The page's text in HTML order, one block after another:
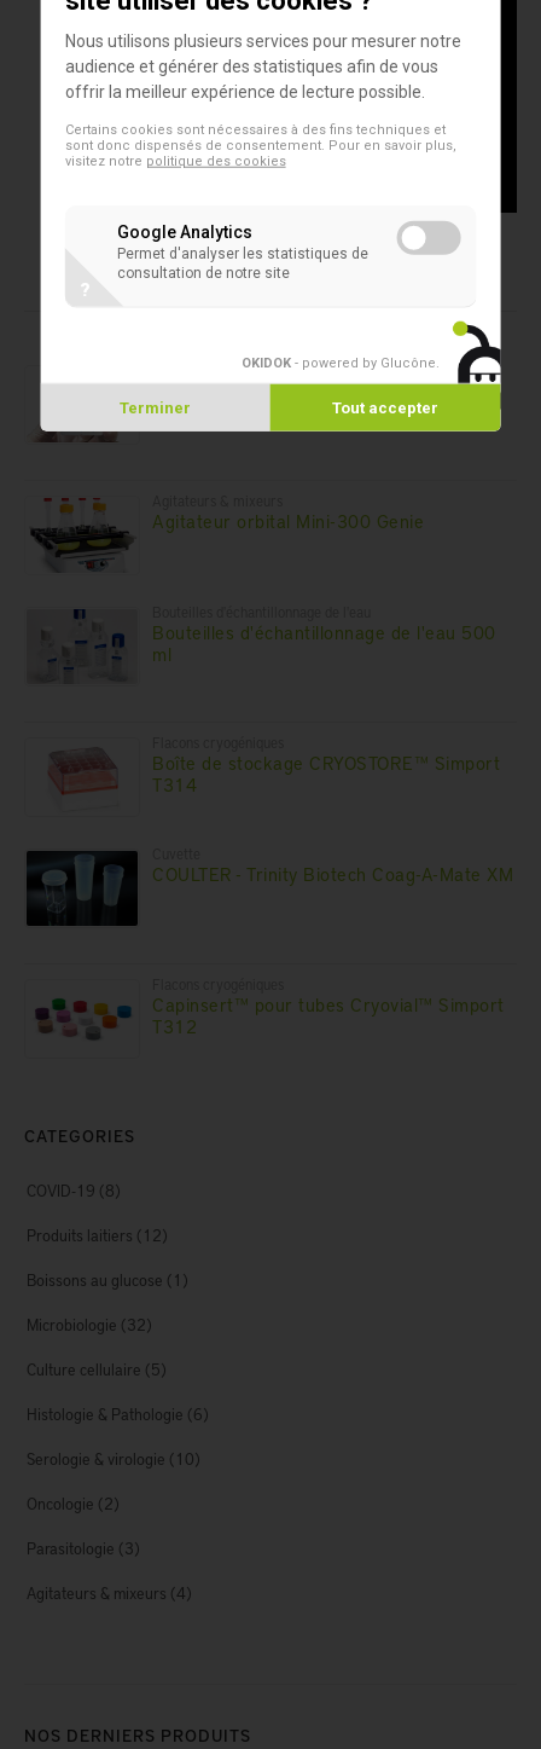
Tests rapides Antigéniques
fluorecare® SARS-CoV-2 & Influenza A/B
& RSV Antigen Combo Kit Autotest
Agitateur orbital Mini-300 Genie
Bouteilles d'échantillonnage de l'eau 500
ml
Boîte de stockage CRYOSTORE™ Simport
T314
COULTER - Trinity Biotech Coag-A-Mate XM
Capinsert™ pour tubes Cryovial™ Simport
T312
CATEGORIES
COVID-19 (8)
Produits laitiers (12)
Boissons au glucose (1)
Microbiologie (32)
Culture cellulaire (5)
Histologie & Pathologie (6)
Serologie & virologie (10)
Oncologie (2)
Parasitologie (3)
Agitateurs & mixeurs (4)
NOS DERNIERS PRODUITS
Nous utilisons plusieurs services pour mesurer notre
audience et générer des statistiques afin de vous
offrir la meilleur expérience de lecture possible.
Certains cookies sont nécessaires à des fins techniques et
sont donc dispensés de consentement. Pour en savoir plus,
visitez notre politique des cookies
Google Analytics
Permet d'analyser les statistiques de
consultation de notre site
?
OKIDOK - powered by Glucône
Terminer Tout accepter